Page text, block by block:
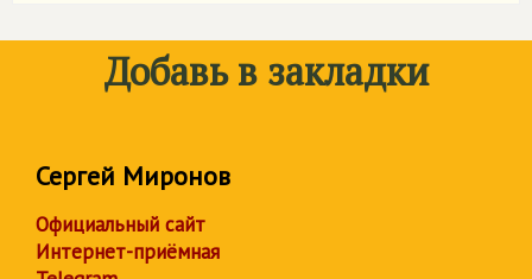
Добавь в закладки
Сергей Миронов
Официальный сайт
Интернет-приёмная